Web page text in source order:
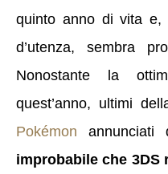
quinto anno di vita e,
d’utenza, sembra
Nonostante la
quest’anno, ultimi
Pokémon annunciati
improbabile che 3DS